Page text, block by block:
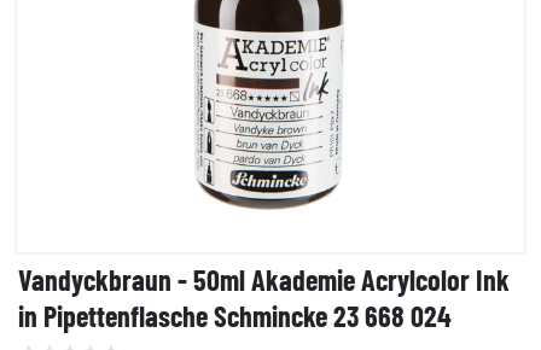
Vandyckbraun - 50ml Akademie Acrylcolor Ink
in Pipettenflasche Schmincke 23 668 024